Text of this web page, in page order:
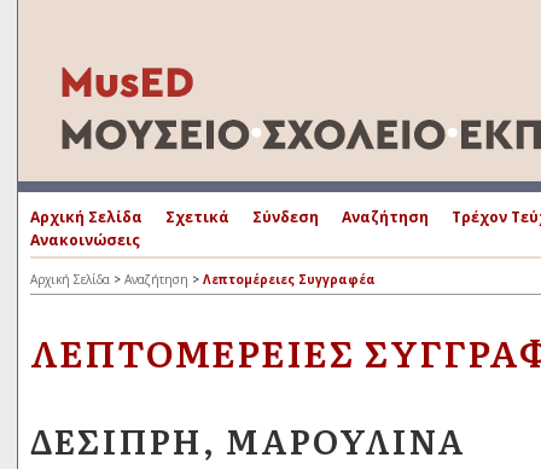
Αρχική Σελίδα Σχετικά Σύνδεση Αναζήτηση
Τρέχον
Ανακοινώσεις
Αρχική Σελίδα > Αναζήτηση > Λεπτομέρειες Συγγραφέα
ΛΕΠΤΟΜΈΡΕΙΕΣ
ΔΕΣΊΠΡΗ, ΜΑΡΟΥΛΊΝΑ